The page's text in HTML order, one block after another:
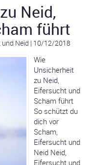
Neid,
führt
Neid | 10/12/2018
Wie
Unsicherheit
zu Neid,
Eifersucht und
Scham führt
So schützt du
dich vor
Scham,
Eifersucht und
Neid Neid,
Eifersucht und